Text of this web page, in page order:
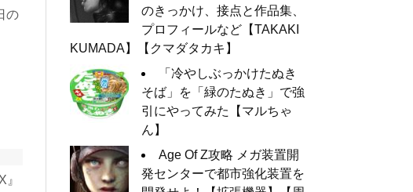
の
のきっかけ、接点と作品集、
プロフィールなど【TAKAKI
KUMADA】【クマダタカキ】
「冷やしぶっかけたぬき
そば」を「緑のたぬき」で強
引にやってみた【マルちゃ
ん】
Age Of Z攻略 メガ装置開
発センターで都市強化装置を